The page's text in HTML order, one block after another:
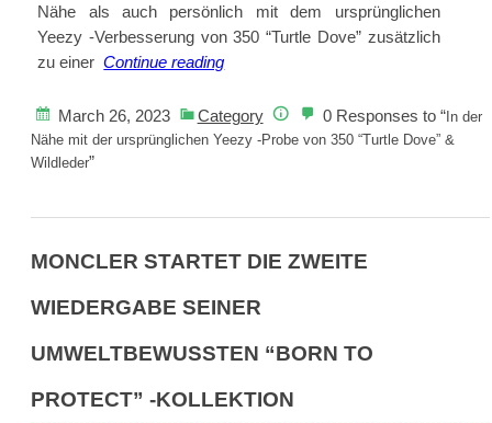
Nähe als auch persönlich mit dem ursprünglichen
Yeezy -Verbesserung von 350 “Turtle Dove” zusätzlich
zu einer Continue readingIn
Nähe
mit
Probe
350
Dove”
&
March 26, 2023 Category 0 Responses to “In der
Nähe mit der ursprünglichen Yeezy -Probe von 350 “Turtle Dove” &
Wildleder”
MONCLER STARTET DIE ZWEITE
WIEDERGABE SEINER
UMWELTBEWUSSTEN “BORN TO
PROTECT” -KOLLEKTION